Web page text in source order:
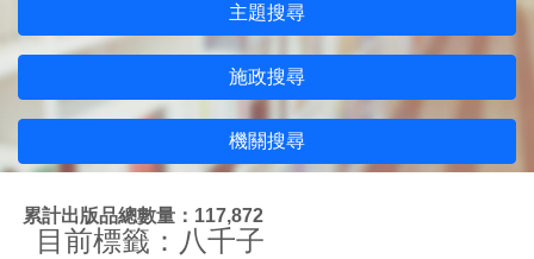
主題搜尋
施政搜尋
機關搜尋
累計出版品總數量：117,872
目前標籤：八千子